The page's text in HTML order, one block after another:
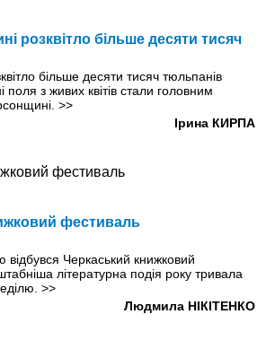
розквітло більше десяти тисяч
більше десяти тисяч тюльпанів
поля з живих квітів стали головним
>>
Ірина КИРПА
фестиваль
відбувся Черкаський книжковий
літературна подія року тривала
>>
Людмила НІКІТЕНКО